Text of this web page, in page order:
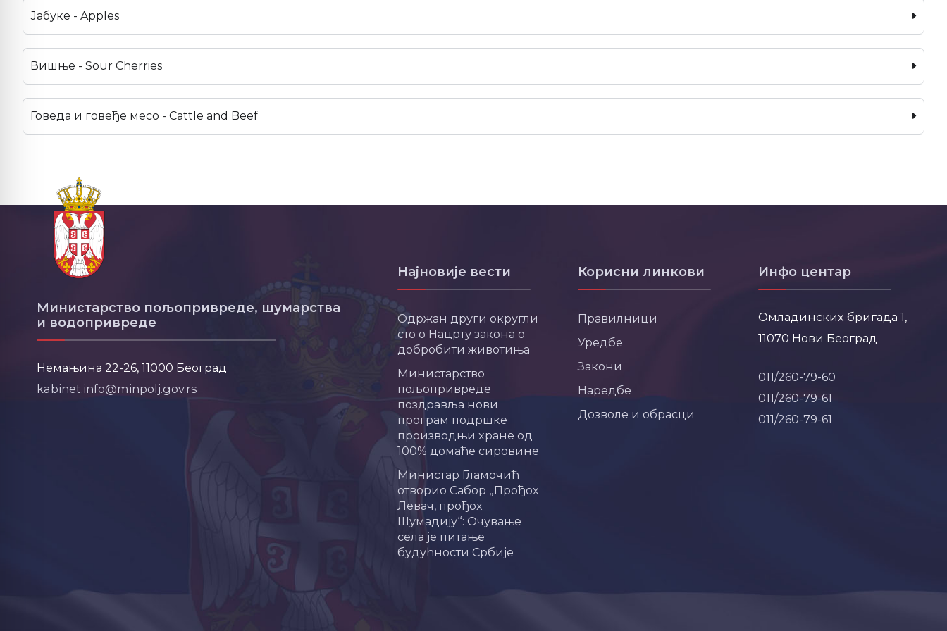
Јабуке - Apples
Вишње - Sour Cherries
Говеда и говеђе месо - Cattle and Beef
Министарство пољопривреде, шумарства
и водопривреде
Немањина 22-26, 11000 Београд
kabinet.info@minpolj.gov.rs
Најновије вести
Одржан други округли
сто о Нацрту закона о
добробити животиња
Министарство
пољопривреде
поздравља нови
програм подршке
производњи хране од
100% домаће сировине
Министар Гламочић
отворио Сабор „Прођох
Левач, прођох
Шумадију“: Очување
села је питање
будућности Србије
Корисни линкови
Правилници
Уредбе
Закони
Наредбе
Дозволе и обрасци
Инфо центар
Омладинских бригада 1,
11070 Нови Београд
011/260-79-60
011/260-79-61
011/260-79-61